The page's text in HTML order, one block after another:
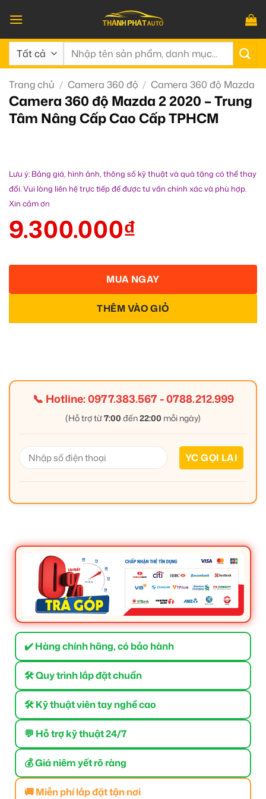
qua
nội
dung
Tìm
Trang chủ / Camera 360 độ / Camera 360 độ Mazda
Camera 360 độ Mazda 2 2020 – Trung
Tâm Nâng Cấp Cao Cấp TPHCM
Lưu ý: Bảng giá, hình ảnh, thông số kỹ thuật và quà tặng có thể thay
đổi. Vui lòng liên hệ trực tiếp để được tư vấn chính xác và phù hợp.
Xin cảm ơn
9.300.000₫
THÊM VÀO GIỎ
MUA NGAY
📞 Hotline:0977.383.567-0788.212.999
(Hỗ trợ từ7:00 đến22:00 mỗi ngày)
✔️ Hàng chính hãng, có bảo hành
🛠 Quy trình lắp đặt chuẩn
🛠 Kỹ thuật viên tay nghề cao
💬 Hỗ trợ kỹ thuật 24/7
💰 Giá niêm yết rõ ràng
🚚 Miễn phí lắp đặt tận nơi